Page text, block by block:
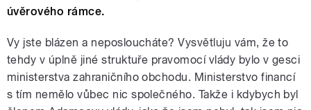
úvěrového rámce.
Vy jste blázen a neposloucháte? Vysvětluju vám, že to
tehdy v úplně jiné struktuře pravomocí vlády bylo v gesci
ministerstva zahraničního obchodu. Ministerstvo financí
s tím nemělo vůbec nic společného. Takže i kdybych byl